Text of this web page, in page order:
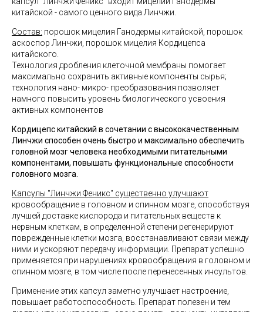
китайской - самого ценного вида Линчжи.
Состав: порошок мицелия Ганодермы китайской, порошок
аскоспор Линчжи, порошок мицелия Кордицепса
китайского.
Технология дробления клеточной мембраны помогает
максимально сохранить активные компоненты сырья;
технология нано- микро- преобразования позволяет
намного повысить уровень биологического усвоения
активных компонентов
Кордицепс китайский в сочетании с высококачественным
Линчжи способен очень быстро и максимально обеспечить
головной мозг человека необходимыми питательными
компонентами, повышать функциональные способности
головного мозга.
Капсулы "Линчжи Феникс" существенно улучшают
кровообращение в головном и спинном мозге, способствуя
лучшей доставке кислорода и питательных веществ к
нервным клеткам, в определенной степени регенерируют
поврежденные клетки мозга, восстанавливают связи между
ними и ускоряют передачу информации. Препарат успешно
применяется при нарушениях кровообращения в головном и
спинном мозге, в том числе после перенесенных инсультов.
Применение этих капсул заметно улучшает настроение,
повышает работоспособность. Препарат полезен и тем